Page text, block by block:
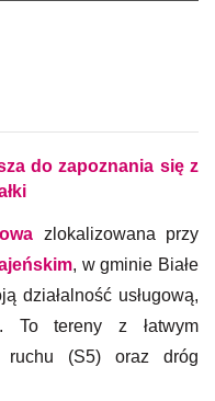
do zapoznania się z
zlokalizowana przy
, w gminie Białe
działalność usługową,
To tereny z łatwym
ruchu (S5) oraz dróg